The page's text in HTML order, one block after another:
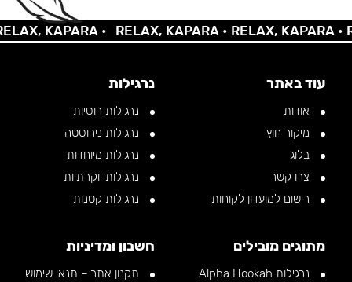
KAPARA • RELAX, KAPARA •RELAX, KAPARA •
עוד באתר
אודות
מיקור חוץ
בלוג
צרו קשר
רישום למועדון לקוחות
נרגילות
נרגילות רוסיות
נרגילות נירוסטה
נרגילות מיוחדות
נרגילות יוקרתיות
נרגילות קטנות
מתוגים מובילים
נרגילות Alpha Hookah
חשבון ומדיניות
תקנון אתר – תנאי שימוש